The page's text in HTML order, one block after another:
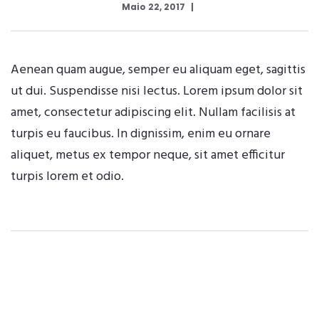
Maio 22, 2017
Aenean quam augue, semper eu aliquam eget, sagittis
ut dui. Suspendisse nisi lectus. Lorem ipsum dolor sit
amet, consectetur adipiscing elit. Nullam facilisis at
turpis eu faucibus. In dignissim, enim eu ornare
aliquet, metus ex tempor neque, sit amet efficitur
turpis lorem et odio.